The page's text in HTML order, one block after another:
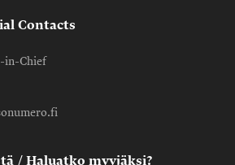
Contacts
in-Chief
/ Haluatko myyjäksi?